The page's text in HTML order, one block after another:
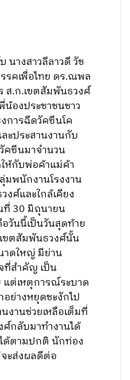
นางสาวลีลาวดี วัช
รคเพื่อไทย ดร.ณพล
ส.ก.เขตสัมพันธวงศ์
น้องประชาชนชาว
การฉีดวัคซีนโค
ะประสานงานกับ
คซีนมาจำนวน
ห้กับพ่อค้าแม่ค้า
พนักงานโรงงาน
งศ์และใกล้เคียง
ที่ 30 มิถุนายน
วันนี้เป็นวันสุดท้าย
ขตสัมพันธวงศ์นั้น
าดใหญ่ มีย่าน
ที่สำคัญ เป็น
แต่เหตุการณ์ระบาด
อย่างหยุดชะงักไป
งานช่วยเหลือเต็มที่
ศ์กลับมาทำงานได้
ด้ตามปกติ นักท่อง
ะส่งผลดีต่อ